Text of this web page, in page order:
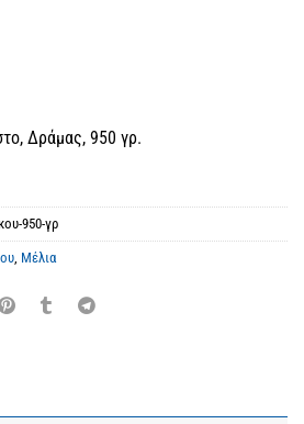
Δράμας, 950 γρ.
950-γρ
, Μέλια